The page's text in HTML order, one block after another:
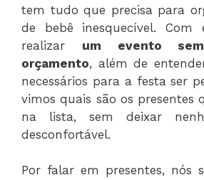
tem tudo que precisa para
de bebê inesquecível. Com
realizar um evento
orçamento, além de
necessários para a festa ser
vimos quais são os presentes
na lista, sem deixar
desconfortável.
Por falar em presentes, nós